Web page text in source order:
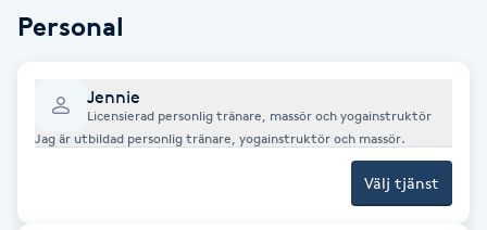
Brynplockning
C
Personal
Jennie
Licensierad personlig tränare, massör och yogainstruktör
Jag är utbildad personlig tränare, yogainstruktör och massör.
Välj tjänst